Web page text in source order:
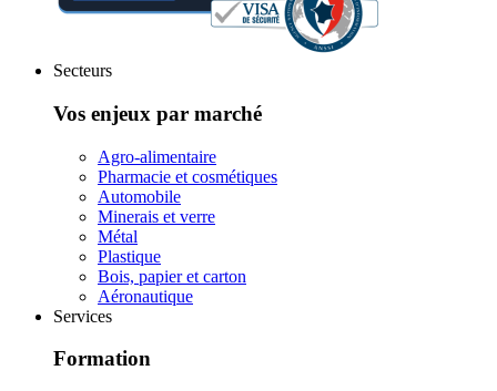
Secteurs
Vos enjeux par marché
Agro-alimentaire
Pharmacie et cosmétiques
Automobile
Minerais et verre
Métal
Plastique
Bois, papier et carton
Aéronautique
Services
Formation